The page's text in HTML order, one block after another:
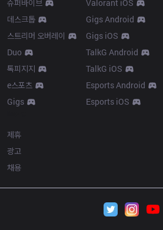
슈퍼바이브
데스크톱
스트리머 오버레이
Duo
톡피지지
e스포츠
Gigs
Valorant iOS
Gigs Android
Gigs iOS
TalkG Android
TalkG iOS
Esports Android
Esports iOS
제휴
광고
채용